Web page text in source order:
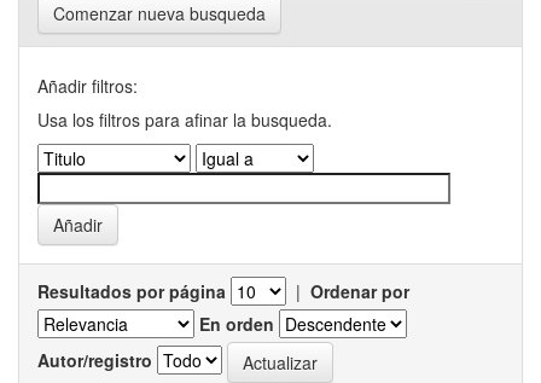
Comenzar nueva busqueda
Añadir filtros:
Usa los filtros para afinar la busqueda.
Resultados por página | Ordenar por
En orden
Autor/registro